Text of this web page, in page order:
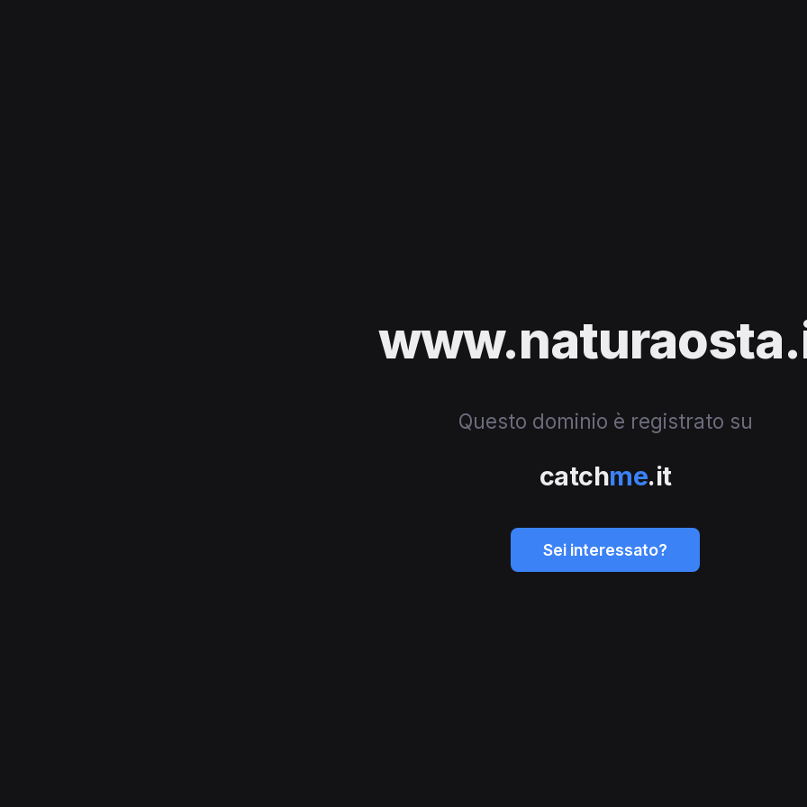
Questo dominio è registrato su
catchme.it
Sei interessato?